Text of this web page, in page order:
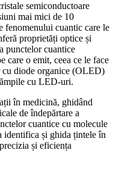
semiconductoare
mai mici de 10
fenomenului cuantic care le
proprietăți optice și
punctelor cuantice
care o emit, ceea ce le face
cu diode organice (OLED)
cu LED-uri.
în medicină, ghidând
de îndepărtare a
cuantice cu molecule
identifica și ghida țintele în
și eficiența